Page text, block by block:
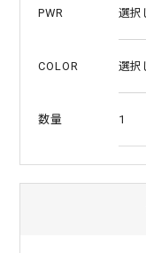
PWR
COLOR
数量 1